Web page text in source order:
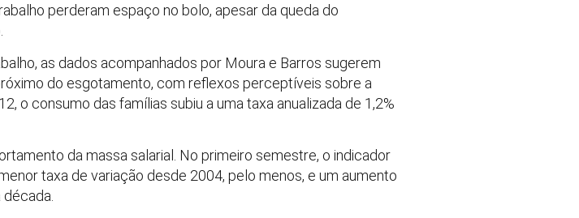
perderam espaço no bolo, apesar da queda do
as dados acompanhados por Moura e Barros sugerem
do esgotamento, com reflexos perceptíveis sobre a
o consumo das famílias subiu a uma taxa anualizada de 1,2%
da massa salarial. No primeiro semestre, o indicador
taxa de variação desde 2004, pelo menos, e um aumento